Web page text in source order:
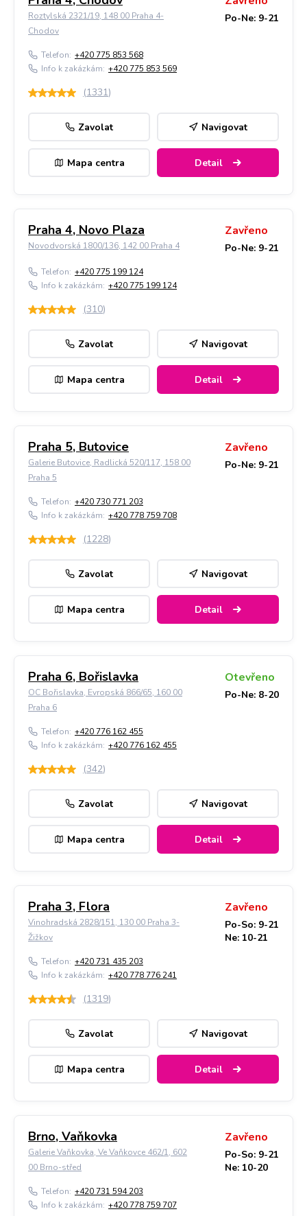
Roztylská 2321/19, 148 00 Praha 4-
Chodov
Po-Ne: 9-21
Telefon: +420 775 853 568
Info k zakázkám: +420 775 853 569
(1331)
Zavolat Navigovat
Mapa centra Detail
Praha 4, Novo Plaza
Novodvorská 1800/136, 142 00 Praha 4
Zavřeno
Po-Ne: 9-21
Telefon: +420 775 199 124
Info k zakázkám: +420 775 199 124
(310)
Zavolat Navigovat
Mapa centra Detail
Praha 5, Butovice
Galerie Butovice, Radlická 520/117, 158 00
Praha 5
Zavřeno
Po-Ne: 9-21
Telefon: +420 730 771 203
Info k zakázkám: +420 778 759 708
(1228)
Zavolat Navigovat
Mapa centra Detail
Praha 6, Bořislavka
OC Bořislavka, Evropská 866/65, 160 00
Praha 6
Otevřeno
Po-Ne: 8-20
Telefon: +420 776 162 455
Info k zakázkám: +420 776 162 455
(342)
Zavolat Navigovat
Mapa centra Detail
Praha 3, Flora
Vinohradská 2828/151, 130 00 Praha 3-
Žižkov
Zavřeno
Po-So: 9-21
Ne: 10-21
Telefon: +420 731 435 203
Info k zakázkám: +420 778 776 241
(1319)
Zavolat Navigovat
Mapa centra Detail
Brno, Vaňkovka
Galerie Vaňkovka, Ve Vaňkovce 462/1, 602
00 Brno-střed
Zavřeno
Po-So: 9-21
Ne: 10-20
Telefon: +420 731 594 203
Info k zakázkám: +420 778 759 707